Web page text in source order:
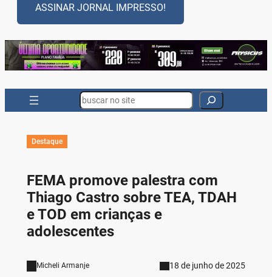
ASSINAR JORNAL IMPRESSO!
Search
Destaque
FEMA promove palestra com
Thiago Castro sobre TEA, TDAH
e TOD em crianças e
adolescentes
Micheli Armanje 18 de junho de 2025